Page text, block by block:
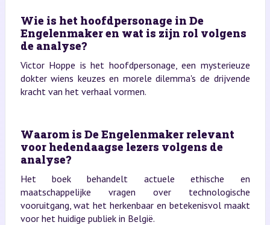
Wie is het hoofdpersonage in De
Engelenmaker en wat is zijn rol volgens
de analyse?
Victor Hoppe is het hoofdpersonage, een mysterieuze
dokter wiens keuzes en morele dilemma's de drijvende
kracht van het verhaal vormen.
Waarom is De Engelenmaker relevant
voor hedendaagse lezers volgens de
analyse?
Het boek behandelt actuele ethische en
maatschappelijke vragen over technologische
vooruitgang, wat het herkenbaar en betekenisvol maakt
voor het huidige publiek in België.